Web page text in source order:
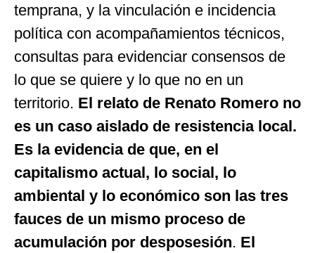
temprana, y la vinculación e incidencia
política con acompañamientos técnicos,
consultas para evidenciar consensos de
lo que se quiere y lo que no en un
territorio. El relato de Renato Romero no
es un caso aislado de resistencia local.
Es la evidencia de que, en el
capitalismo actual, lo social, lo
ambiental y lo económico son las tres
fauces de un mismo proceso de
acumulación por desposesión. El